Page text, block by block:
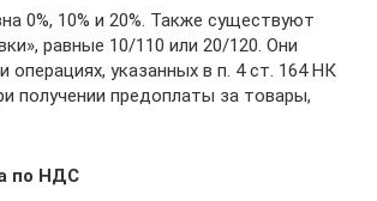
0%, 10% и 20%. Также существуют
равные 10/110 или 20/120. Они
операциях, указанных в п. 4 ст. 164 НК
получении предоплаты за товары,
по НДС